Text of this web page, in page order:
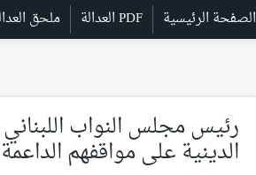
الصفحة الرئيسية العدالة PDF ملحق
رئيس مجلس النواب
الدينية على مواقفهم الداعمة